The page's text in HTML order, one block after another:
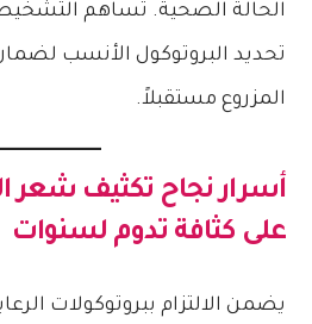
الحالة الصحية. تساهم
تحديد البروتوكول الأنسب
المزروع مستقبلاً.
أسرار نجاح تكثيف شعر
على كثافة تدوم لسنوات
يضمن الالتزام ببروتوكولات